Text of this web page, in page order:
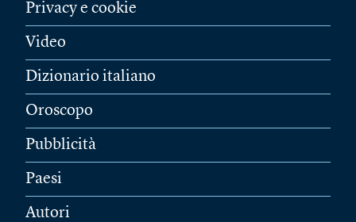
Privacy e cookie
Video
Dizionario italiano
Oroscopo
Pubblicità
Paesi
Autori